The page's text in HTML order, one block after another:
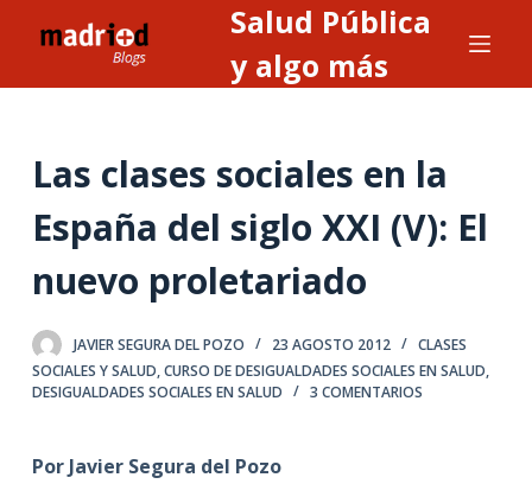
l
n
e
Salud Pública
y algo más
Las clases sociales en la
España del siglo XXI (V): El
nuevo proletariado
JAVIER SEGURA DEL POZO 23 AGOSTO 2012
CLASES
SOCIALES Y SALUD,CURSO DE DESIGUALDADES SOCIALES EN SALUD,
DESIGUALDADES SOCIALES EN SALUD
3 COMENTARIOS
Por Javier Segura del Pozo